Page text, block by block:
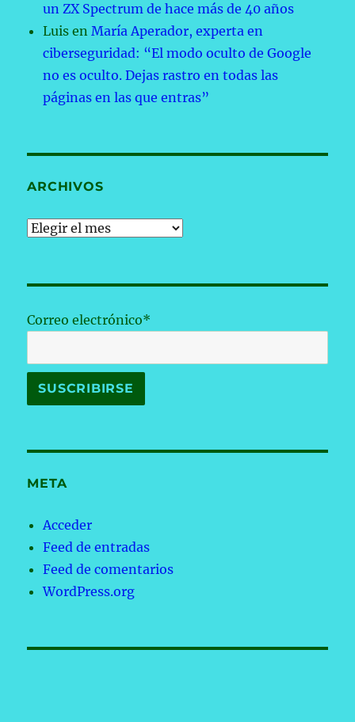
un ZX Spectrum de hace más de 40 años
Luis enMaría Aperador, experta en
ciberseguridad: “El modo oculto de Google
no es oculto. Dejas rastro en todas las
páginas en las que entras”
ARCHIVOS
Archivos
Correo electrónico*
META
Acceder
Feed de entradas
Feed de comentarios
WordPress.org